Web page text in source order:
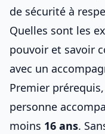
de sécurité à
Quelles sont les
pouvoir et savoir
avec un
Premier
personne
moins 16 ans.